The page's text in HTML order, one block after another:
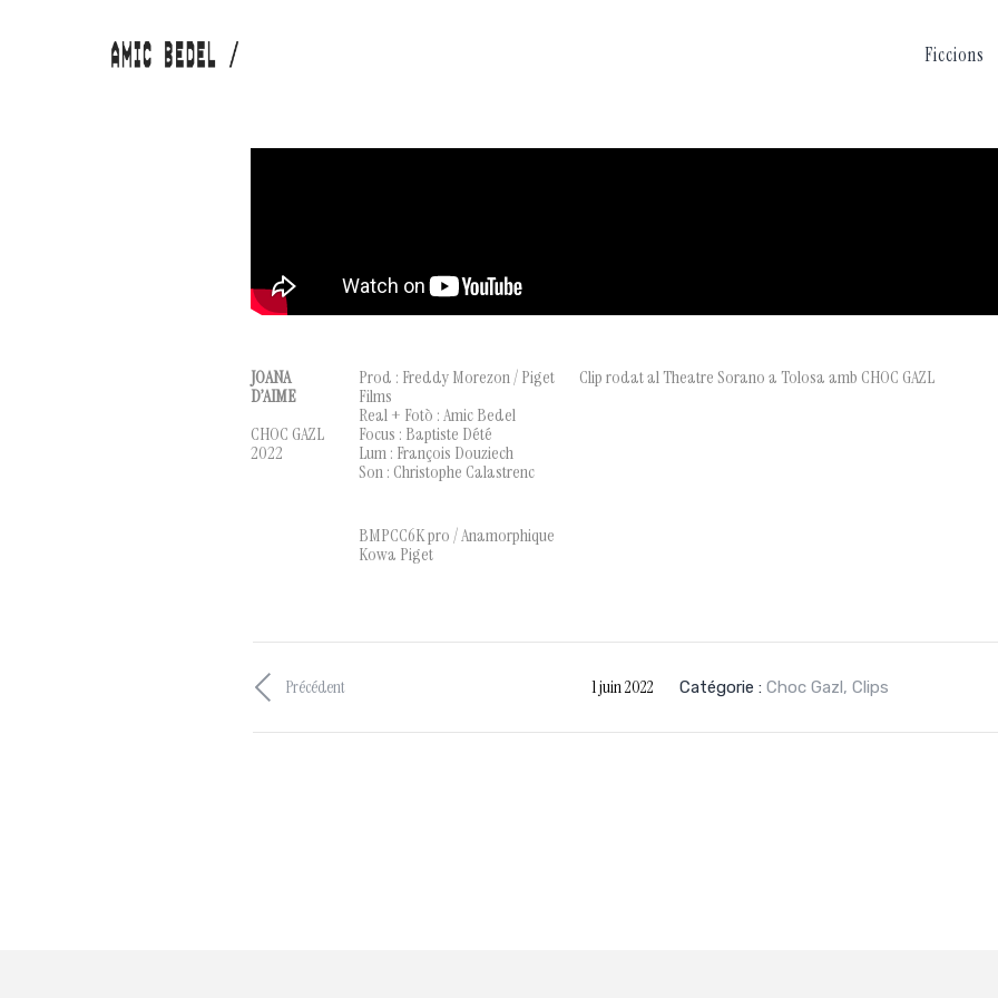
Ficcions
JOANA
D’AIME
CHOC GAZL
2022
Prod : Freddy Morezon / Piget
Films
Real + Fotò : Amic Bedel
Focus : Baptiste Dété
Lum : François Douziech
Son : Christophe Calastrenc
BMPCC6K pro / Anamorphique
Kowa Piget
Clip rodat al Theatre Sorano a Tolosa amb CHOC GAZL
Précédent 1 juin 2022 Catégorie : Choc Gazl, Clips